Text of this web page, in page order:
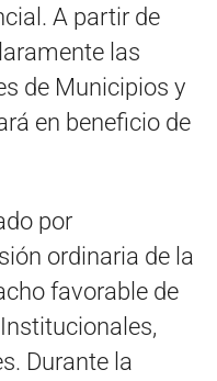
A partir de
las
de Municipios y
en beneficio de
por
ordinaria de la
favorable de
Durante la